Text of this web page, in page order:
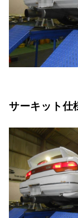
サーキット仕